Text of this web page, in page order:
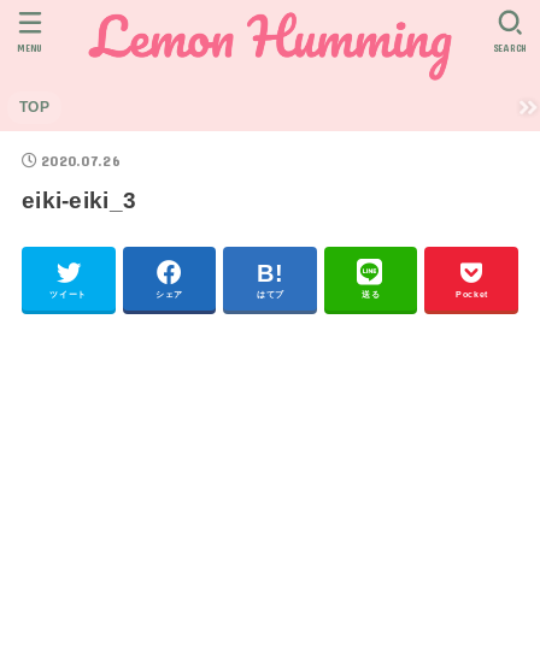
TOP
SEARCH
MENU
2020.07.26
eiki-eiki_3
ツイート シェア はてブ 送る Pocket